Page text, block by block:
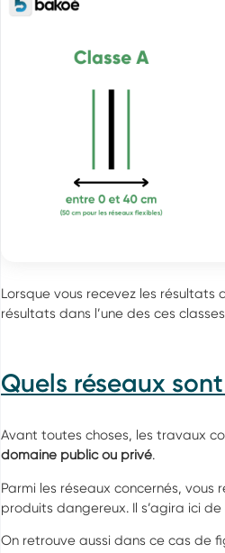
Lorsque vous recevez les
résultats dans l’une des ces
Quels réseaux
Avant toutes choses, les travaux
domaine public ou privé.
Parmi les réseaux concernés, vous
produits dangereux. Il s’agira ici
On retrouve aussi dans ce cas de